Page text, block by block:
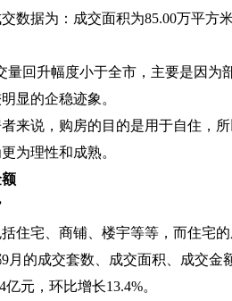
数据为：成交面积为85.00万平方
量回升幅度小于全市，主要是因
显的企稳迹象。
来说，购房的目的是用于自住，
为理性和成熟。
住宅、商铺、楼宇等等，而住宅
9月的成交套数、成交面积、成交金
亿元，环比增长13.4%。